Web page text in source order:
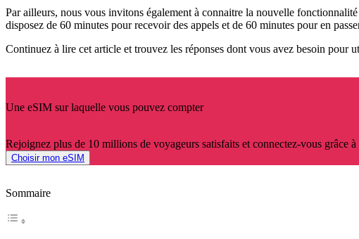
Par ailleurs, nous vous invitons également à connaitre la nouvelle
disposez de 60 minutes pour recevoir des appels et de 60 minutes pour en
Continuez à lire cet article et trouvez les réponses dont vous avez besoin pour
Une eSIM sur laquelle vous pouvez compter
Rejoignez plus de 10 millions de voyageurs satisfaits et connectez-vous grâce
Choisir mon eSIM
Sommaire